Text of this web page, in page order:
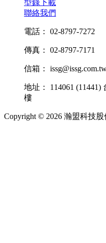
型錄下載
聯絡我們
電話： 02-8797-7272
傳真： 02-8797-7171
信箱：
地址： 114061
樓
Copyright © 2026 瀚盟科技股